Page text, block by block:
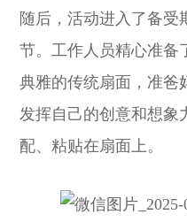
随后，活动进入了备
节。工作人员精心准备
典雅的传统扇面，准爸
发挥自己的创意和想象
配、粘贴在扇面上。